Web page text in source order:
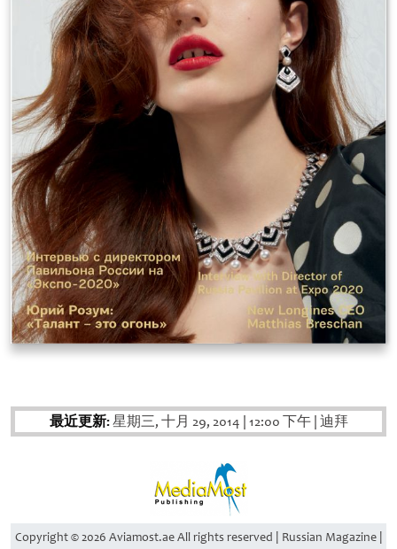
最近更新:星期三, 十月 29, 2014 12:00 下午 迪拜
Copyright © 2026 Aviamost.ae All rights reserved | Russian Magazine |